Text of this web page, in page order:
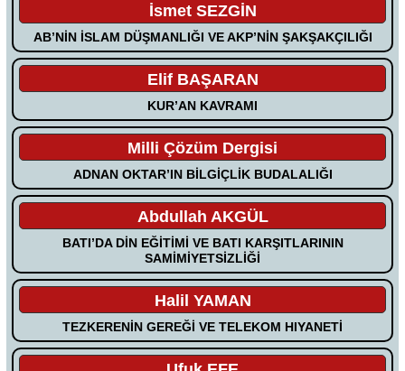
İsmet SEZGİN
AB’NİN İSLAM DÜŞMANLIĞI VE AKP’NİN ŞAKŞAKÇILIĞI
Elif BAŞARAN
KUR’AN KAVRAMI
Milli Çözüm Dergisi
ADNAN OKTAR’IN BİLGİÇLİK BUDALALIĞI
Abdullah AKGÜL
BATI’DA DİN EĞİTİMİ VE BATI KARŞITLARININ
SAMİMİYETSİZLİĞİ
Halil YAMAN
TEZKERENİN GEREĞİ VE TELEKOM HIYANETİ